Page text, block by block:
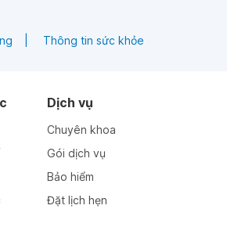
Thông tin sức khỏe
Dịch vụ
Chuyên khoa
Gói dịch vụ
Bảo hiểm
Đặt lịch hẹn